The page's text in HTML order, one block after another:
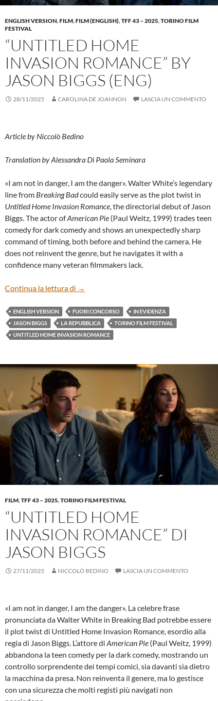
ENGLISH VERSION,FILM,FILM (ENGLISH),TFF 43 – 2025,TORINO FILM
FESTIVAL
“UNTITLED HOME
INVASION ROMANCE” BY
JASON BIGGS (ENG)
28/11/2025 CAROLINA DE JOANNON LASCIA UN COMMENTO
Article by Niccolò Bedino
Translation byAlessandra Di Paola Seminara
«I am not in danger, I am the danger». Walter White’s legendary
line from Breaking Badcould easily serve as the plot twist in
Untitled Home Invasion Romance, the directorial debut of Jason
Biggs. The actor ofAmerican Pie (Paul Weitz, 1999) trades teen
comedy for dark comedy and shows an unexpectedly sharp
command of timing, both before and behind the camera. He
does not reinvent the genre, but he navigates it with a
confidence many veteran filmmakers lack.
Continua la lettura di “UNTITLED HOME INVASION
→
ENGLISH VERSION FUORI CONCORSO
IN EVIDENZA
JASON BIGGS
LA REPUBBLICA
TORINO FILM FESTIVAL
UNTITLED HOME INVASION ROMANCE
FILM,TFF 43 – 2025,TORINO FILM FESTIVAL
“UNTITLED HOME
INVASION ROMANCE” DI
JASON BIGGS
27/11/2025 NICCOLÒ BEDINO LASCIA UN COMMENTO
«I am not in danger, I am the danger». La celebre frase
pronunciata da Walter White in Breaking Bad potrebbe essere
il plot twist di Untitled Home Invasion Romance, esordio alla
regia di Jason Biggs. L’attore di American Pie (Paul Weitz, 1999)
abbandona la teen comedy per la dark comedy, mostrando un
controllo sorprendente dei tempi comici, sia davanti sia dietro
la macchina da presa. Non reinventa il genere, ma lo gestisce
con una sicurezza che molti registi più navigati non